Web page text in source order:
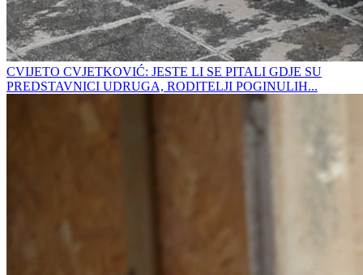
CVIJETO CVJETKOVIĆ: JESTE LI SE PITALI GDJE SU
PREDSTAVNICI UDRUGA, RODITELJI POGINULIH...